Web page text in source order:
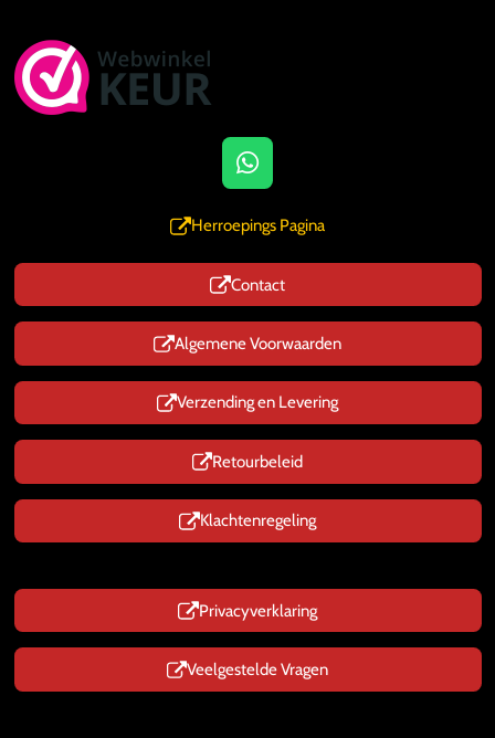
W
h
a
s
A
p
p
Herroepings Pagina
Contact
Algemene Voorwaarden
Verzending en Levering
Retourbeleid
Klachtenregeling
Privacyverklaring
Veelgestelde Vragen